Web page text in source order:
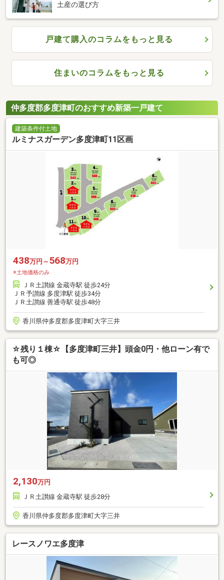
土産の選び方
戸建て購入のコラムをもっと見る
住まいのコラムをもっと見る
仲多度郡多度津町のおすすめ新築一戸建て
建築条件付土地
ルミナスガーデン多度津町11区画
438万円～ 568万円
※土地価格のみ
ＪＲ土讃線 金蔵寺駅 徒歩24分
ＪＲ予讃線 多度津駅 徒歩34分
ＪＲ土讃線 善通寺駅 徒歩48分
香川県仲多度郡多度津町大字三井
☆残り１棟☆【多度津町三井】頭金0円・他ローン有で
も可◎
2,130万円
ＪＲ土讃線 金蔵寺駅 徒歩28分
香川県仲多度郡多度津町大字三井
レースノワエ多度津